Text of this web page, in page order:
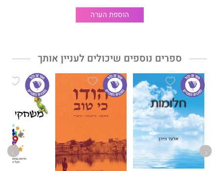
הוספת הערה
ספרים נוספים שיכולים לעניין אותך